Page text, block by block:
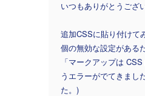
いつもありがとうござ
追加CSSに貼り付けて
個の無効な設定がある
「マークアップは
うエラーがでてきまし
た。)